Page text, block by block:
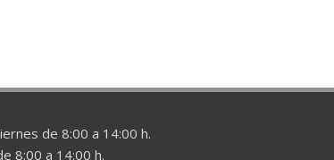
de 8:00 a 14:00 h.
8:00 a 14:00 h.